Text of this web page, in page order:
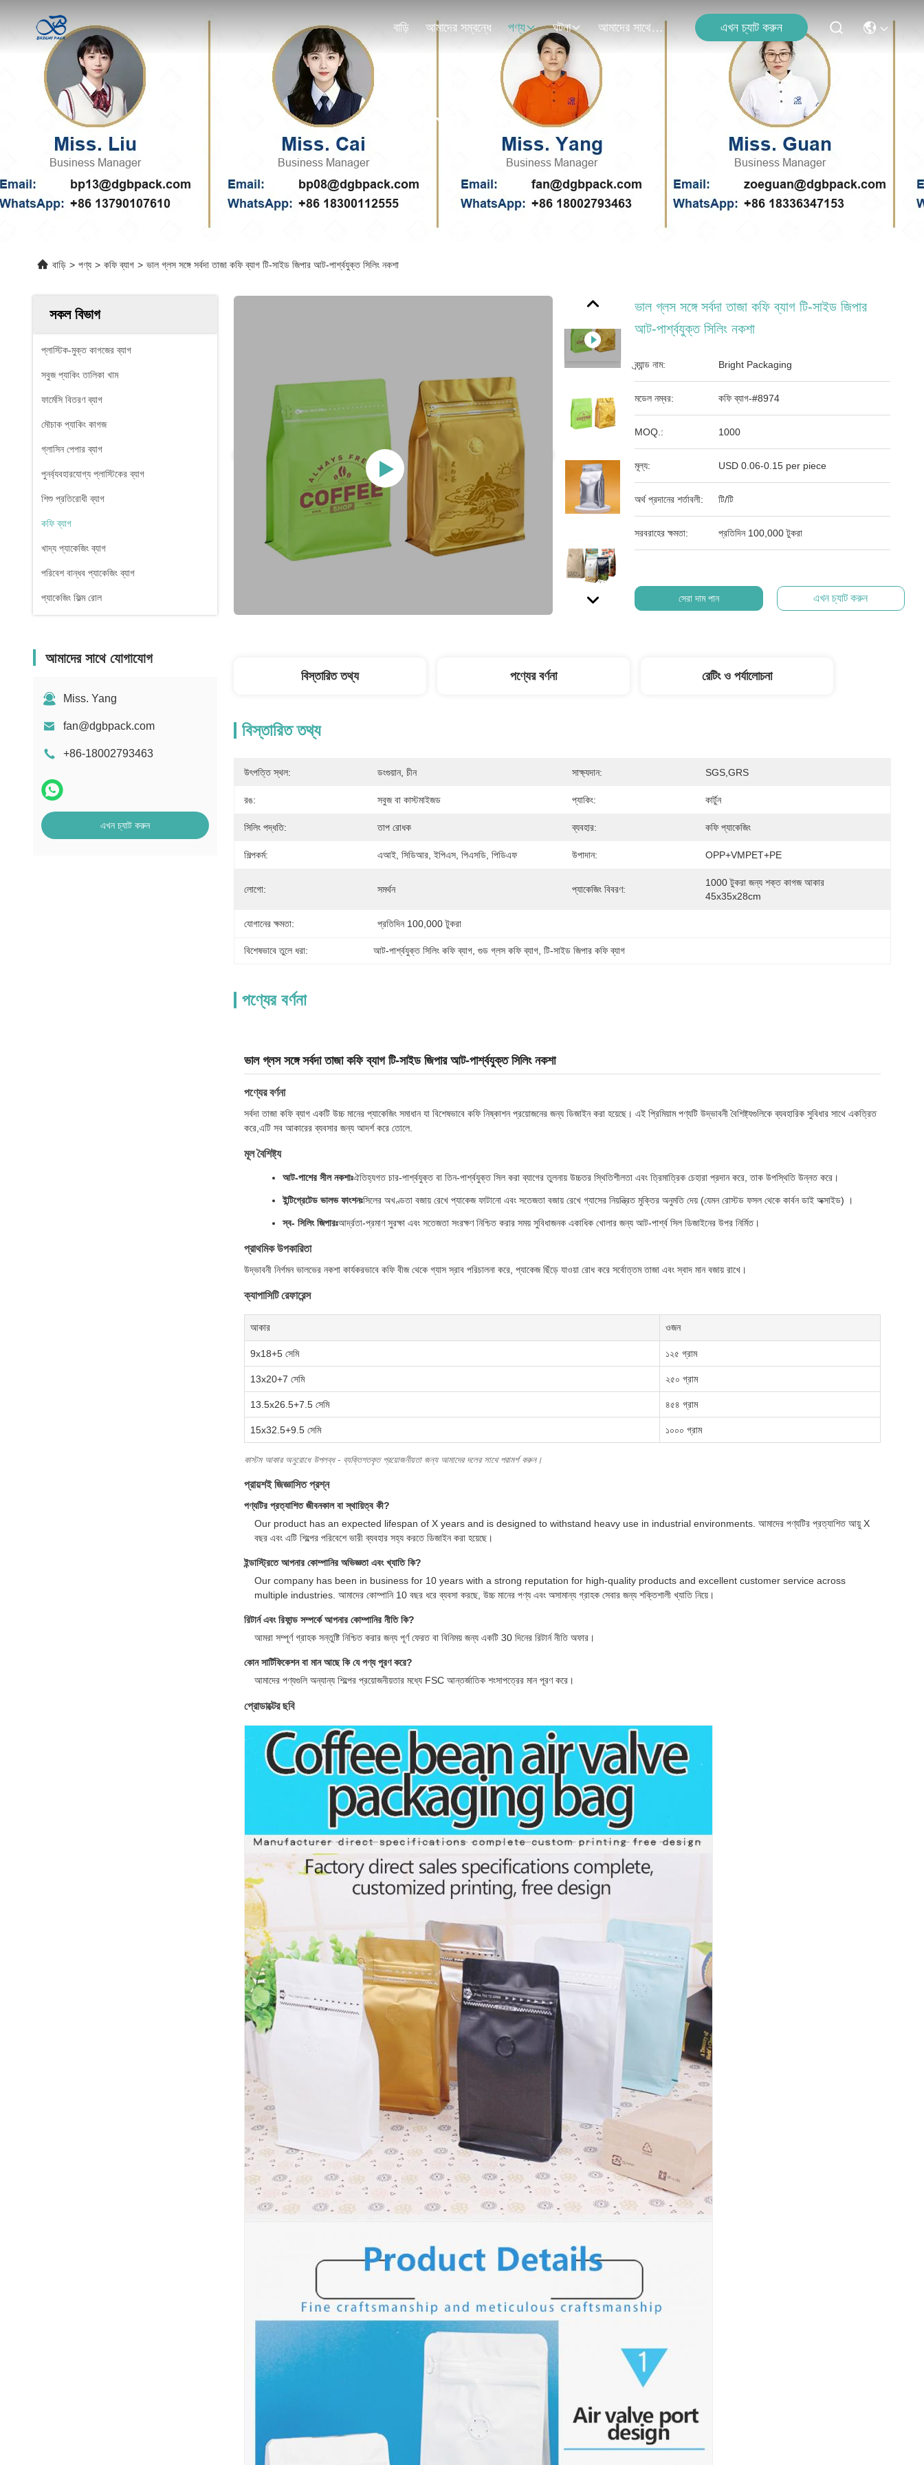
বাড়ি আমাদের সম্বন্ধে পণ্য ঘটনা আমাদের সাথে যোগাযোগ এখন চ্যাট করুন
পণ্যের বিবরণ
বাড়ি > পণ্য > কফি ব্যাগ > ভাল গ্লস সঙ্গে সর্বদা তাজা কফি ব্যাগ টি-সাইড জিপার আট-পার্শ্বযুক্ত সিলিং নকশা
সকল বিভাগ
প্লাস্টিক-মুক্ত কাগজের ব্যাগ
সবুজ প্যাকিং তালিকা খাম
ফার্মেসি বিতরণ ব্যাগ
মৌচাক প্যাকিং কাগজ
গ্লাসিন পেপার ব্যাগ
পুনর্ব্যবহারযোগ্য প্লাস্টিকের ব্যাগ
শিশু প্রতিরোধী ব্যাগ
কফি ব্যাগ
খাদ্য প্যাকেজিং ব্যাগ
পরিবেশ বান্ধব প্যাকেজিং ব্যাগ
প্যাকেজিং ফিল্ম রোল
আমাদের সাথে যোগাযোগ
Miss. Yang
fan@dgbpack.com
+86-18002793463
এখন চ্যাট করুন
ভাল গ্লস সঙ্গে সর্বদা তাজা কফি ব্যাগ টি-সাইড জিপার
আট-পার্শ্বযুক্ত সিলিং নকশা
ব্র্যান্ড নাম: Bright Packaging
মডেল নম্বর: কফি ব্যাগ-#8974
MOQ.: 1000
মূল্য: USD 0.06-0.15 per piece
অর্থ প্রদানের শর্তাবলী: টি/টি
সরবরাহের ক্ষমতা: প্রতিদিন 100,000 টুকরা
সেরা দাম পান এখন চ্যাট করুন
বিস্তারিত তথ্য পণ্যের বর্ণনা রেটিং ও পর্যালোচনা
বিস্তারিত তথ্য
উৎপত্তি স্থল: ডংগুয়ান, চীন সাক্ষ্যদান: SGS,GRS
রঙ: সবুজ বা কাস্টমাইজড প্যাকিং: কার্টুন
সিলিং পদ্ধতি: তাপ রোধক ব্যবহার: কফি প্যাকেজিং
শিল্পকর্ম: এআই, সিডিআর, ইপিএস, পিএসডি, পিডিএফ উপাদান: OPP+VMPET+PE
লোগো: সমর্থন প্যাকেজিং বিবরণ:
1000 টুকরা জন্য শক্ত কাগজ আকার
45x35x28cm
যোগানের ক্ষমতা: প্রতিদিন 100,000 টুকরা
বিশেষভাবে তুলে ধরা: আট-পার্শ্বযুক্ত সিলিং কফি ব্যাগ , গুড গ্লস কফি ব্যাগ , টি-সাইড জিপার কফি ব্যাগ
পণ্যের বর্ণনা
ভাল গ্লস সঙ্গে সর্বদা তাজা কফি ব্যাগ টি-সাইড জিপার আট-পার্শ্বযুক্ত সিলিং নকশা
পণ্যের বর্ণনা
সর্বদা তাজা কফি ব্যাগ একটি উচ্চ মানের প্যাকেজিং সমাধান যা বিশেষভাবে কফি নিষ্কাশন প্রয়োজনের জন্য ডিজাইন করা হয়েছে। এই প্রিমিয়াম পণ্যটি উদ্ভাবনী বৈশিষ্ট্যগুলিকে ব্যবহারিক সুবিধার সাথে একত্রিত
করে,এটি সব আকারের ব্যবসার জন্য আদর্শ করে তোলে.
মূল বৈশিষ্ট্য
আট-পাশের সীল নকশাঃঐতিহ্যগত চার-পার্শ্বযুক্ত বা তিন-পার্শ্বযুক্ত সিল করা ব্যাগের তুলনায় উচ্চতর স্থিতিশীলতা এবং ত্রিমাত্রিক চেহারা প্রদান করে, তাক উপস্থিতি উন্নত করে।
ইন্টিগ্রেটেড ভালভ ফাংশনঃসিলের অখণ্ডতা বজায় রেখে প্যাকেজ ফাটানো এবং সতেজতা বজায় রেখে গ্যাসের নিয়ন্ত্রিত মুক্তির অনুমতি দেয় (যেমন রোস্টড ফসল থেকে কার্বন ডাই অক্সাইড) ।
স্ব- সিলিং জিপারঃআর্দ্রতা-প্রমাণ সুরক্ষা এবং সতেজতা সংরক্ষণ নিশ্চিত করার সময় সুবিধাজনক একাধিক খোলার জন্য আট-পার্শ্ব সিল ডিজাইনের উপর নির্মিত।
প্রাথমিক উপকারিতা
উদ্ভাবনী নির্গমন ভালভের নকশা কার্যকরভাবে কফি বীজ থেকে গ্যাস স্রাব পরিচালনা করে, প্যাকেজ ছিঁড়ে যাওয়া রোধ করে সর্বোত্তম তাজা এবং স্বাদ মান বজায় রাখে।
ক্যাপাসিটি রেফারেন্স
আকার ওজন
9x18+5 সেমি ১২৫ গ্রাম
13x20+7 সেমি ২৫০ গ্রাম
13.5x26.5+7.5 সেমি ৪৫৪ গ্রাম
15x32.5+9.5 সেমি ১০০০ গ্রাম
কাস্টম আকার অনুরোধে উপলব্ধ - ব্যক্তিগতকৃত প্রয়োজনীয়তা জন্য আমাদের দলের সাথে পরামর্শ করুন।
প্রায়শই জিজ্ঞাসিত প্রশ্ন
পণ্যটির প্রত্যাশিত জীবনকাল বা স্থায়িত্ব কী?
Our product has an expected lifespan of X years and is designed to withstand heavy use in industrial environments. আমাদের পণ্যটির প্রত্যাশিত আয়ু X
বছর এবং এটি শিল্পের পরিবেশে ভারী ব্যবহার সহ্য করতে ডিজাইন করা হয়েছে।
ইন্ডাস্ট্রিতে আপনার কোম্পানির অভিজ্ঞতা এবং খ্যাতি কি?
Our company has been in business for 10 years with a strong reputation for high-quality products and excellent customer service across
multiple industries. আমাদের কোম্পানি 10 বছর ধরে ব্যবসা করছে, উচ্চ মানের পণ্য এবং অসামান্য গ্রাহক সেবার জন্য শক্তিশালী খ্যাতি নিয়ে।
রিটার্ন এবং রিফান্ড সম্পর্কে আপনার কোম্পানির নীতি কি?
আমরা সম্পূর্ণ গ্রাহক সন্তুষ্টি নিশ্চিত করার জন্য পূর্ণ ফেরত বা বিনিময় জন্য একটি 30 দিনের রিটার্ন নীতি অফার।
কোন সার্টিফিকেশন বা মান আছে কি যে পণ্য পূরণ করে?
আমাদের পণ্যগুলি অন্যান্য শিল্পের প্রয়োজনীয়তার মধ্যে FSC আন্তর্জাতিক শংসাপত্রের মান পূরণ করে।
প্রোডাক্টের ছবি